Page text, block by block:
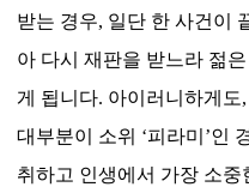
받는 경우, 일단 한 사건이
아 다시 재판을 받느라 젊
게 됩니다. 아이러니하게도,
대부분이 소위 ‘피라미 ’인
취하고 인생에서 가장 소